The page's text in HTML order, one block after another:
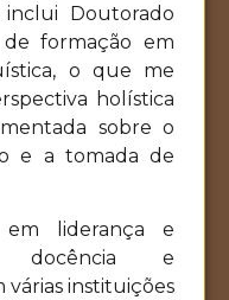
Doutorado
de formação em
o que me
holística
sobre o
e a tomada de
em liderança e
e
várias instituições